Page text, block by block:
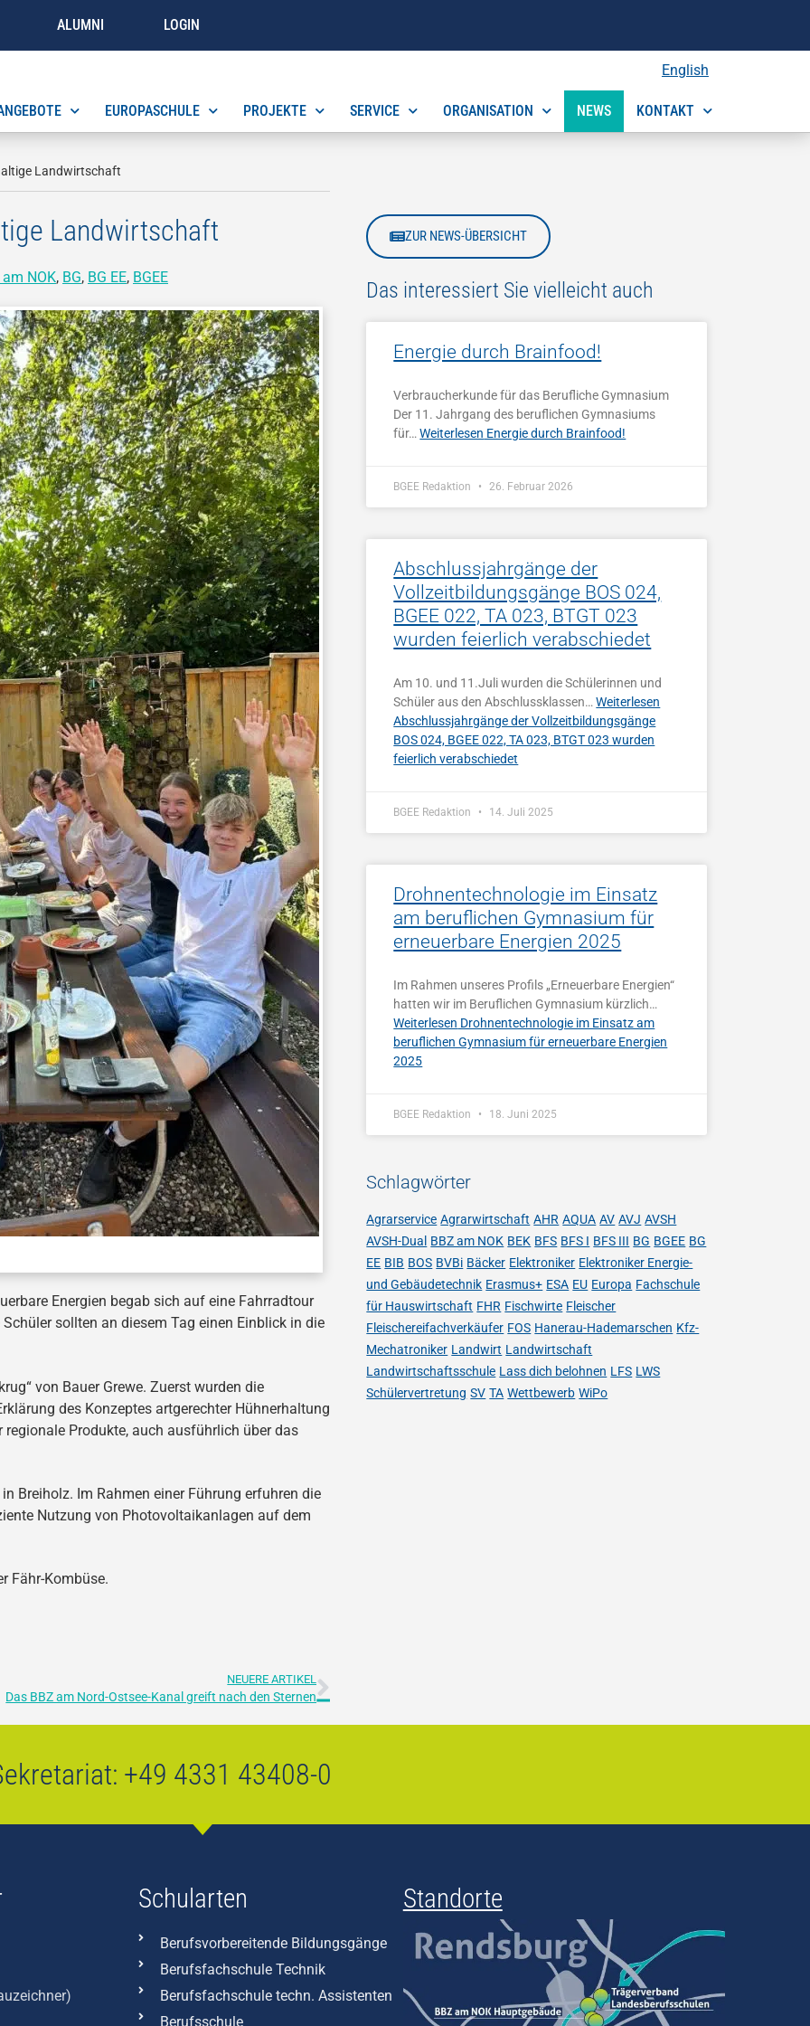
ALUMNI LOGIN
English
EUROPASCHULE PROJEKTE SERVICE ORGANISATION NEWS KONTAKT
Landwirtschaft
Landwirtschaft
am NOK, BG, BG EE, BGEE
Energien begab sich auf eine Fahrradtour
sollten an diesem Tag einen Einblick in die
von Bauer Grewe. Zuerst wurden die
des Konzeptes artgerechter Hühnerhaltung
Produkte, auch ausführlich über das
Breiholz. Im Rahmen einer Führung erfuhren die
Nutzung von Photovoltaikanlagen auf dem
Fähr-Kombüse.
NEUERE ARTIKEL
Das BBZ am Nord-Ostsee-Kanal greift nach den Sternen
ZUR NEWS-ÜBERSICHT
Das interessiert Sie vielleicht auch
Energie durch Brainfood!
Verbraucherkunde für das Berufliche Gymnasium
Der 11. Jahrgang des beruflichen Gymnasiums
für…Weiterlesen Energie durch Brainfood!
BGEE Redaktion 26. Februar 2026
Abschlussjahrgänge der
Vollzeitbildungsgänge BOS 024,
BGEE 022, TA 023, BTGT 023
wurden feierlich verabschiedet
Am 10. und 11.Juli wurden die Schülerinnen und
Schüler aus den Abschlussklassen…Weiterlesen
Abschlussjahrgänge der Vollzeitbildungsgänge
BOS 024, BGEE 022, TA 023, BTGT 023 wurden
feierlich verabschiedet
BGEE Redaktion 14. Juli 2025
Drohnentechnologie im Einsatz
am beruflichen Gymnasium für
erneuerbare Energien 2025
Im Rahmen unseres Profils „Erneuerbare Energien“
hatten wir im Beruflichen Gymnasium kürzlich…
Weiterlesen Drohnentechnologie im Einsatz am
beruflichen Gymnasium für erneuerbare Energien
2025
BGEE Redaktion 18. Juni 2025
Schlagwörter
Agrarservice Agrarwirtschaft AHR AQUA AV AVJ AVSH
AVSH-Dual BBZ am NOK BEK BFS BFS I BFS III BG BGEE BG
EE BIB BOS BVBi Bäcker Elektroniker Elektroniker Energie-
und Gebäudetechnik Erasmus+ ESA EU Europa Fachschule
für Hauswirtschaft FHR Fischwirte Fleischer
Fleischereifachverkäufer FOS Hanerau-Hademarschen Kfz-
Mechatroniker Landwirt Landwirtschaft
Landwirtschaftsschule Lass dich belohnen LFS LWS
Schülervertretung SV TA Wettbewerb WiPo
+49 4331 43408-0
Schularten
Berufsvorbereitende Bildungsgänge
Berufsfachschule Technik
Berufsfachschule techn. Assistenten
Berufsschule
Standorte